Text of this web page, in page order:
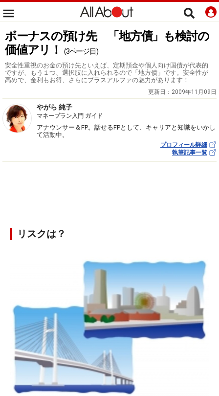
ボーナスの預け先 「地方債」も検討の
価値アリ！
(3ページ目)
安全性重視のお金の預け先といえば、定期預金や個人向け国債が代表的
ですが、もう１つ、選択肢に入れられるので「地方債」です。安全性が
高めで、金利もお得、さらにプラスアルファの魅力があります！
更新日： 2009年11月09日
やがら 純子
マネープラン入門 ガイド
アナウンサー＆FP。話せるFPとして、キャリアと知識をいかし
て活動中。
プロフィール詳細
執筆記事一覧
リスクは？